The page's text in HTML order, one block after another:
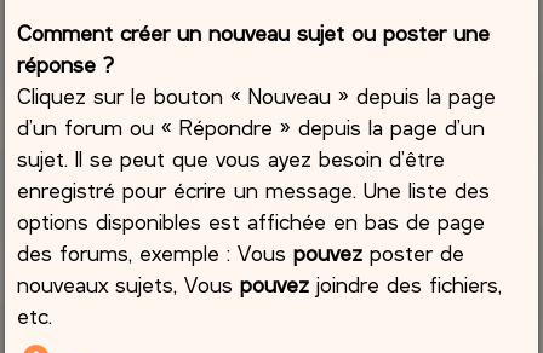
Comment créer un nouveau sujet ou poster une
réponse ?
Cliquez sur le bouton « Nouveau » depuis la page
d’un forum ou « Répondre » depuis la page d’un
sujet. Il se peut que vous ayez besoin d’être
enregistré pour écrire un message. Une liste des
options disponibles est affichée en bas de page
des forums, exemple : Vouspouvez poster de
nouveaux sujets, Vouspouvez joindre des fichiers,
etc.